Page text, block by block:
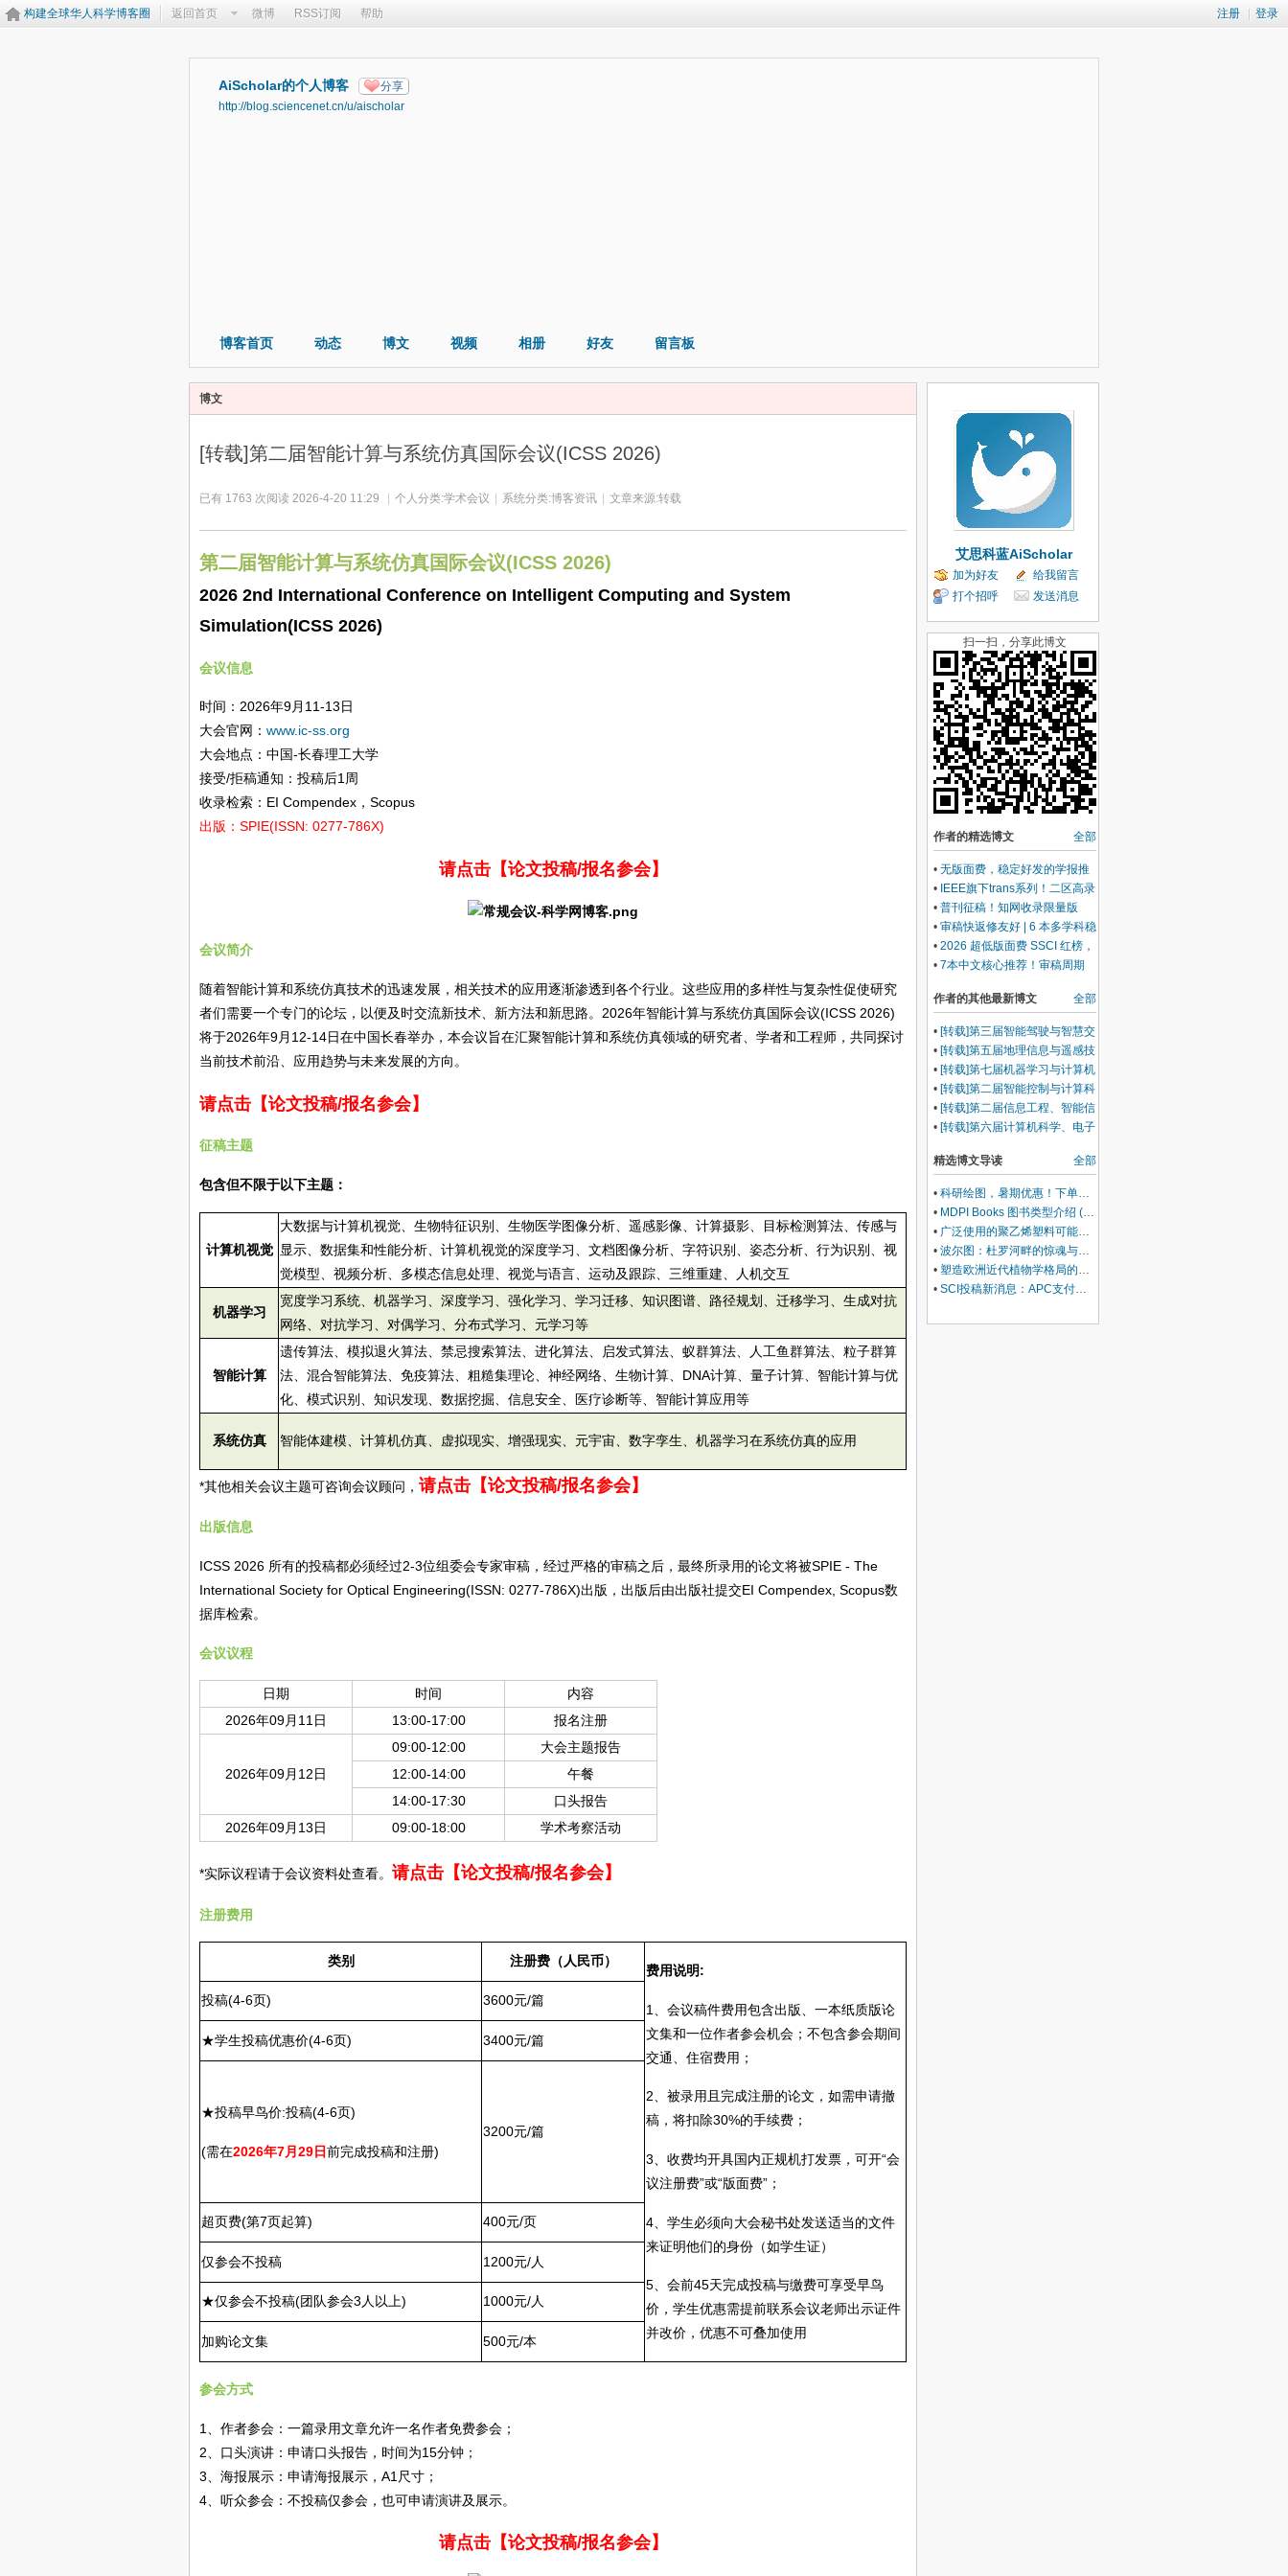
注册 登录
构建全球华人科学博客圈 返回首页 微博 RSS订阅 帮助
AiScholar的个人博客 分享
http://blog.sciencenet.cn/u/aischolar
博客首页 动态 博文 视频 相册 好友 留言板
博文
[转载]第二届智能计算与系统仿真国际会议(ICSS 2026)
已有 1763 次阅读 2026-4-20 11:29 个人分类:学术会议 系统分类:博客资讯 文章来源:转载
第二届智能计算与系统仿真国际会议(ICSS 2026)
2026 2nd International Conference on Intelligent Computing and System
Simulation(ICSS 2026)
会议信息
时间：2026年9月11-13日
大会官网： www.ic-ss.org
大会地点：中国-长春理工大学
接受/拒稿通知：投稿后1周
收录检索：EI Compendex，Scopus
出版：SPIE(ISSN: 0277-786X)
请点击【论文投稿/报名参会】
会议简介
随着智能计算和系统仿真技术的迅速发展，相关技术的应用逐渐渗透到各个行业。这些应用的多样性与复杂性促使研究
者们需要一个专门的论坛，以便及时交流新技术、新方法和新思路。2026年智能计算与系统仿真国际会议(ICSS 2026)
将于2026年9月12-14日在中国长春举办，本会议旨在汇聚智能计算和系统仿真领域的研究者、学者和工程师，共同探讨
当前技术前沿、应用趋势与未来发展的方向。
请点击【论文投稿/报名参会】
征稿主题
包含但不限于以下主题：
计算机视觉
大数据与计算机视觉、生物特征识别、生物医学图像分析、遥感影像、计算摄影、目标检测算法、传感与
显示、数据集和性能分析、计算机视觉的深度学习、文档图像分析、字符识别、姿态分析、行为识别、视
觉模型、视频分析、多模态信息处理、视觉与语言、运动及跟踪、三维重建、人机交互
机器学习
宽度学习系统、机器学习、深度学习、强化学习、学习迁移、知识图谱、路径规划、迁移学习、生成对抗
网络、对抗学习、对偶学习、分布式学习、元学习等
智能计算
遗传算法、模拟退火算法、禁忌搜索算法、进化算法、启发式算法、蚁群算法、人工鱼群算法、粒子群算
法、混合智能算法、免疫算法、粗糙集理论、神经网络、生物计算、DNA计算、量子计算、智能计算与优
化、模式识别、知识发现、数据挖掘、信息安全、医疗诊断等、智能计算应用等
系统仿真 智能体建模、计算机仿真、虚拟现实、增强现实、元宇宙、数字孪生、机器学习在系统仿真的应用
*其他相关会议主题可咨询会议顾问， 请点击【论文投稿/报名参会】
出版信息
ICSS 2026 所有的投稿都必须经过2-3位组委会专家审稿，经过严格的审稿之后，最终所录用的论文将被SPIE - The
International Society for Optical Engineering(ISSN: 0277-786X)出版，出版后由出版社提交EI Compendex, Scopus数
据库检索。
会议议程
日期 时间
内容
2026年09月11日
13:00-17:00 报名注册
2026年09月12日
09:00-12:00
大会主题报告
12:00-14:00
午餐
14:00-17:30
口头报告
2026年09月13日
09:00-18:00 学术考察活动
*实际议程请于会议资料处查看。 请点击【论文投稿/报名参会】
注册费用
类别 注册费（人民币）
费用说明:
1、会议稿件费用包含出版、一本纸质版论
文集和一位作者参会机会；不包含参会期间
交通、住宿费用；
2、被录用且完成注册的论文，如需申请撤
稿，将扣除30%的手续费；
3、收费均开具国内正规机打发票，可开“会
议注册费”或“版面费”；
4、学生必须向大会秘书处发送适当的文件
来证明他们的身份（如学生证）
5、会前45天完成投稿与缴费可享受早鸟
价，学生优惠需提前联系会议老师出示证件
并改价，优惠不可叠加使用
投稿(4-6页) 3600元/篇
★学生投稿优惠价(4-6页) 3400元/篇
★投稿早鸟价:投稿(4-6页)
(需在2026年7月29日前完成投稿和注册)
3200元/篇
超页费(第7页起算) 400元/页
仅参会不投稿 1200元/人
★仅参会不投稿(团队参会3人以上) 1000元/人
加购论文集 500元/本
参会方式
1、作者参会：一篇录用文章允许一名作者免费参会；
2、口头演讲：申请口头报告，时间为15分钟；
3、海报展示：申请海报展示，A1尺寸；
4、听众参会：不投稿仅参会，也可申请演讲及展示。
请点击【论文投稿/报名参会】
艾思科蓝AiScholar
加为好友
给我留言
打个招呼
发送消息
扫一扫，分享此博文
全部
作者的精选博文
• 无版面费，稳定好发的学报推
荐！
• IEEE旗下trans系列！二区高录
用期刊合集，国人友好！
• 普刊征稿！知网收录限量版
面，多方向覆盖，录用快！
• 审稿快返修友好 | 6 本多学科稳
妥 SCI，高效见刊！
• 2026 超低版面费 SSCI 红榜，
新晋性价比之王，审稿快！
• 7本中文核心推荐！审稿周期
期刊
全部
作者的其他最新博文
• [转载]第三届智能驾驶与智慧交
通国际学术会议（IDST 2026）
• [转载]第五届地理信息与遥感技
术国际学术会议（GIRST
2026）
• [转载]第七届机器学习与计算机
应用国际学术会议（ICMLCA
2026）
• [转载]第二届智能控制与计算科
学国际学术会议 （ICICCS
2026）
• [转载]第二届信息工程、智能信
息技术与人工智能国际学术会议
• [转载]第六届计算机科学、电子
议（CEI 2026）
全部
精选博文导读
• 科研绘图，暑期优惠！下单立减500元
• MDPI Books 图书类型介绍 (三)：Edited Book
• 广泛使用的聚乙烯塑料可能会损害你的肝脏
• 波尔图：杜罗河畔的惊魂与治愈
• 塑造欧洲近代植物学格局的马德里皇家植物园里程碑式园长
• SCI投稿新消息：APC支付服务再升级！